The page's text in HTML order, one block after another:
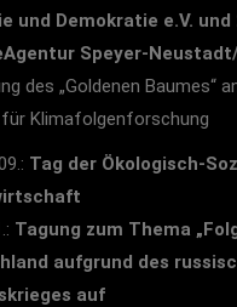
und Demokratie e.V.
Speyer-
des „Goldenen Baumes“
Klimafolgenforschung
Tag der Ökologisch-
Tagung zum Thema
aufgrund des
auf